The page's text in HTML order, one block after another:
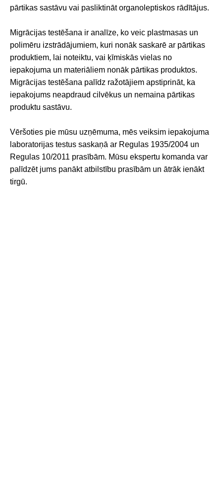
pārtikas sastāvu vai pasliktināt organoleptiskos rādītājus.
Migrācijas testēšana ir analīze, ko veic plastmasas un
polimēru izstrādājumiem, kuri nonāk saskarē ar pārtikas
produktiem, lai noteiktu, vai ķīmiskās vielas no
iepakojuma un materiāliem nonāk pārtikas produktos.
Migrācijas testēšana palīdz ražotājiem apstiprināt, ka
iepakojums neapdraud cilvēkus un nemaina pārtikas
produktu sastāvu.
Vēršoties pie mūsu uzņēmuma, mēs veiksim iepakojuma
laboratorijas testus saskaņā ar Regulas 1935/2004 un
Regulas 10/2011 prasībām. Mūsu ekspertu komanda var
palīdzēt jums panākt atbilstību prasībām un ātrāk ienākt
tirgū.